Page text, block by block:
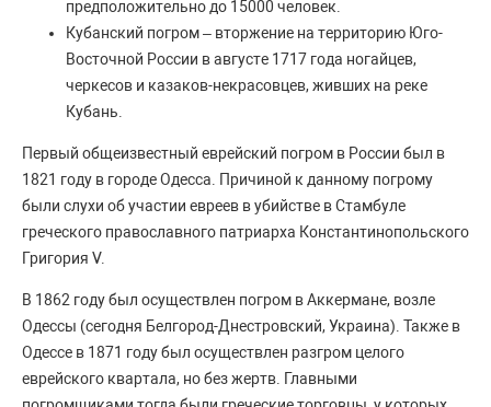
предположительно до 15000 человек.
Кубанский погром – вторжение на территорию Юго-
Восточной России в августе 1717 года ногайцев,
черкесов и казаков-некрасовцев, живших на реке
Кубань.
Первый общеизвестный еврейский погром в России был в
1821 году в городе Одесса. Причиной к данному погрому
были слухи об участии евреев в убийстве в Стамбуле
греческого православного патриарха Константинопольского
Григория V.
В 1862 году был осуществлен погром в Аккермане, возле
Одессы (сегодня Белгород-Днестровский, Украина). Также в
Одессе в 1871 году был осуществлен разгром целого
еврейского квартала, но без жертв. Главными